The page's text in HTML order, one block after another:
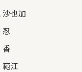
沙也加
忍
香
範江